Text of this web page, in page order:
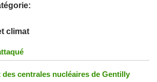
climat
des centrales nucléaires de Gentilly